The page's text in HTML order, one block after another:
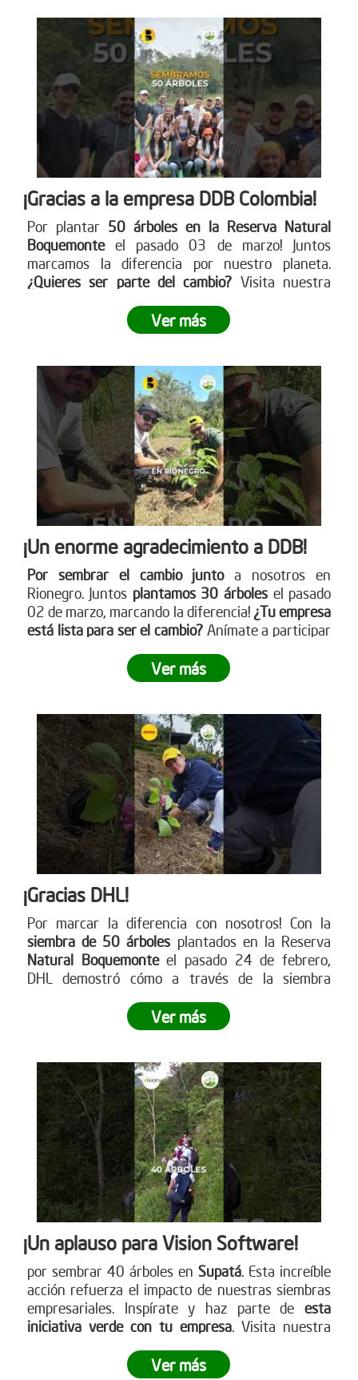
¡Gracias a la empresa DDB Colombia!
Por plantar50 árboles en la Reserva Natural
Boquemonteel pasado 03 de marzo! Juntos
marcamos la diferencia por nuestro planeta.
¿Quieres ser parte del cambio? Visita nuestra
www.reddearboles.orgVer más
¡Un enorme agradecimiento a DDB!
Por sembrar el cambio juntoa nosotros en
Rionegro. Juntos plantamos 30 árboles el pasado
02 de marzo, marcando la diferencia!¿Tu empresa
está lista para ser el cambio? Anímate a participar
información sobre cómo puedes unirte, visita
nuestro sitio web www.reddearboles.org
Ver más
¡Gracias DHL!
Por marcar la diferencia con nosotros! Con la
siembra de 50 árboles plantados en la Reserva
Natural Boquemonteel pasado 24 de febrero,
DHL demostró cómo a través de la siembra
significativa en nuestro planeta.¿Listo para dejar
tu propia huella? Únete a este movimiento verde y
nuestra página web para más información sobre
cómo puedes participar. www.reddearboles.org
Ver más
¡Un aplauso para Vision Software!
por sembrar 40 árboles en Supatá. Esta increíble
acción refuerza el impacto de nuestras siembras
empresariales. Inspírate y haz parte deesta
iniciativa verde con tu empresa. Visita nuestra
www.reddearboles.orgVer más